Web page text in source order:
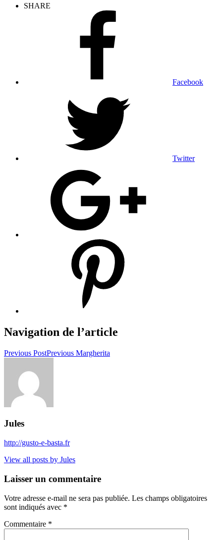
SHARE
Facebook
Twitter
Navigation de l’article
Previous PostPrevious Margherita
Jules
http://gusto-e-basta.fr
View all posts by Jules
Laisser un commentaire
Votre adresse e-mail ne sera pas publiée. Les champs obligatoires
sont indiqués avec *
Commentaire *